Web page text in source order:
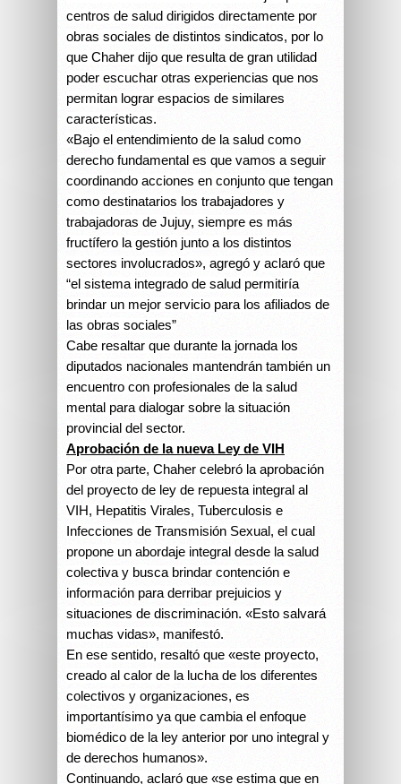
centros de salud dirigidos directamente por
obras sociales de distintos sindicatos, por lo
que Chaher dijo que resulta de gran utilidad
poder escuchar otras experiencias que nos
permitan lograr espacios de similares
características.
«Bajo el entendimiento de la salud como
derecho fundamental es que vamos a seguir
coordinando acciones en conjunto que tengan
como destinatarios los trabajadores y
trabajadoras de Jujuy, siempre es más
fructífero la gestión junto a los distintos
sectores involucrados», agregó y aclaró que
“el sistema integrado de salud permitiría
brindar un mejor servicio para los afiliados de
las obras sociales”
Cabe resaltar que durante la jornada los
diputados nacionales mantendrán también un
encuentro con profesionales de la salud
mental para dialogar sobre la situación
provincial del sector.
Aprobación de la nueva Ley de VIH
Por otra parte, Chaher celebró la aprobación
del proyecto de ley de repuesta integral al
VIH, Hepatitis Virales, Tuberculosis e
Infecciones de Transmisión Sexual, el cual
propone un abordaje integral desde la salud
colectiva y busca brindar contención e
información para derribar prejuicios y
situaciones de discriminación. «Esto salvará
muchas vidas», manifestó.
En ese sentido, resaltó que «este proyecto,
creado al calor de la lucha de los diferentes
colectivos y organizaciones, es
importantísimo ya que cambia el enfoque
biomédico de la ley anterior por uno integral y
de derechos humanos».
Continuando, aclaró que «se estima que en